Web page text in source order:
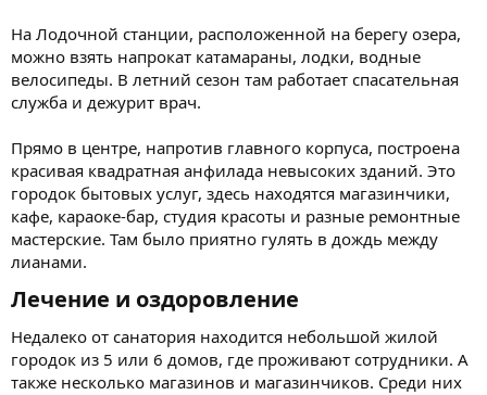
На Лодочной станции, расположенной на берегу озера,
можно взять напрокат катамараны, лодки, водные
велосипеды. В летний сезон там работает спасательная
служба и дежурит врач.
Прямо в центре, напротив главного корпуса, построена
красивая квадратная анфилада невысоких зданий. Это
городок бытовых услуг, здесь находятся магазинчики,
кафе, караоке-бар, студия красоты и разные ремонтные
мастерские. Там было приятно гулять в дождь между
лианами.
Лечение и оздоровление​
Недалеко от санатория находится небольшой жилой
городок из 5 или 6 домов, где проживают сотрудники. А
также несколько магазинов и магазинчиков. Среди них